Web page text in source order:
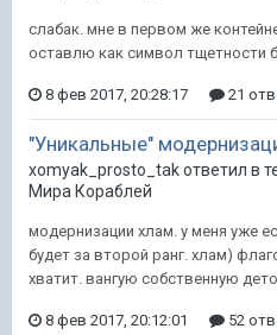
слабак. мне в первом же
оставлю как символ тщетности
8 фев 2017, 20:28:17 21
"Уникальные"
xomyak_prosto_tak ответил в
Мира Кораблей
модернизации хлам. у меня уже
будет за второй ранг. хлам)
хватит. вангую собственную
8 фев 2017, 20:12:01 52